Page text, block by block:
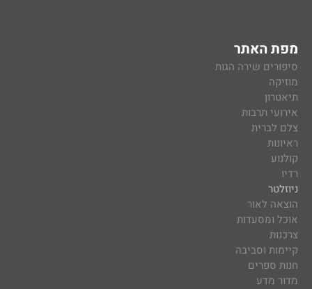
מפת האתר
סיפורים שירה הגות
מוזיקה
תיאטרון
אירועי תרבות
צלם לברית
ראיונות
קולנוע
רדיו
ניוזלטר
הוצאה לאור
אוכל ומסעדות
צרכנות
קיימות וסביבה
חנות ספרים
מדור מדע